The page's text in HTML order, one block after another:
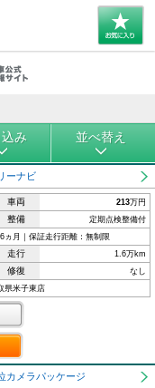
み 並べ替え
ーナビ
車両 213万円
整備 定期点検整備付
ヵ月｜保証走行距離：無制限
走行 1.6万km
修復 なし
県米子東店
カメラパッケージ